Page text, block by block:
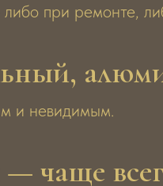
при ремонте,
и невидимым.
чаще